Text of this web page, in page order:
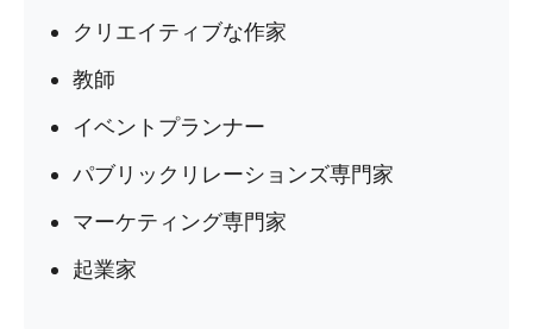
クリエイティブな作家
教師
イベントプランナー
パブリックリレーションズ専門家
マーケティング専門家
起業家